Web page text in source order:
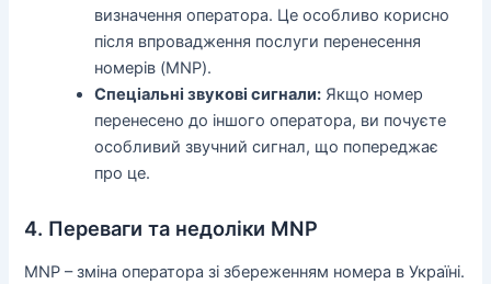
визначення оператора. Це особливо корисно
після впровадження послуги перенесення
номерів (MNP).
Спеціальні звукові сигнали: Якщо номер
перенесено до іншого оператора, ви почуєте
особливий звучний сигнал, що попереджає
про це.
4. Переваги та недоліки MNP
MNP – зміна оператора зі збереженням номера в Україні.